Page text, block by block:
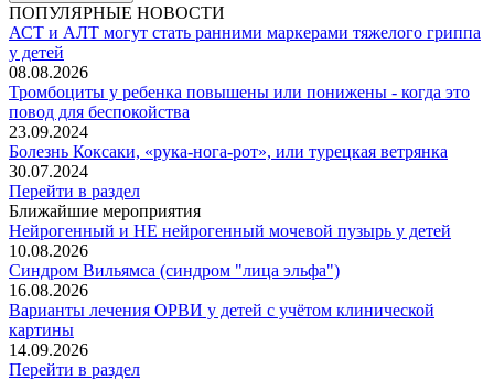
ПОПУЛЯРНЫЕ НОВОСТИ
АСТ и АЛТ могут стать ранними маркерами тяжелого гриппа
у детей
08.08.2026
Тромбоциты у ребенка повышены или понижены - когда это
повод для беспокойства
23.09.2024
Болезнь Коксаки, «рука-нога-рот», или турецкая ветрянка
30.07.2024
Перейти в раздел
Ближайшие мероприятия
Нейрогенный и НЕ нейрогенный мочевой пузырь у детей
10.08.2026
Синдром Вильямса (синдром "лица эльфа")
16.08.2026
Варианты лечения ОРВИ у детей с учётом клинической
картины
14.09.2026
Перейти в раздел